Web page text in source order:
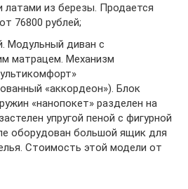
латами из березы. Продается
76800 рублей;
Модульный диван с
матрацем. Механизм
«аккордеон»). Блок
«нанопокет» разделен на
упругой пеной с фигурной
оборудован большой ящик для
Стоимость этой модели от